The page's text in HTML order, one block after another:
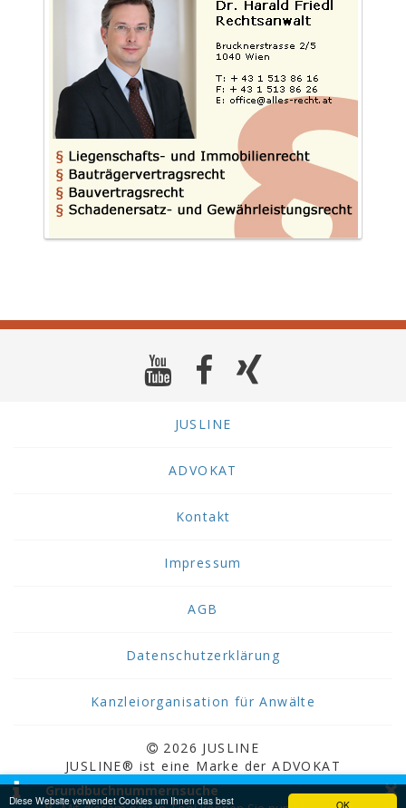
OK
Diese Website verwendet Cookies um Ihnen das best
JUSLINE
ADVOKAT
Kontakt
Impressum
AGB
Datenschutzerklärung
Kanzleiorganisation für Anwälte
2026 JUSLINE
JUSLINE® ist eine Marke der ADVOKAT
Unternehmensberatung Greiter & Greiter GmbH.
×
Grundbuchnummernsuche